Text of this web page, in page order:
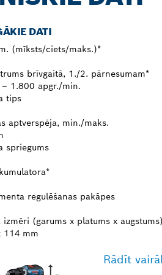
DATI
(mīksts/ciets/maks.)*
brīvgaitā, 1./2. pārnesumam*
1.800 apgr./min.
tips
aptverspēja, min./maks.
spriegums
regulēšanas pakāpes
izmēri (garums x platums x
114 mm
Rādīt